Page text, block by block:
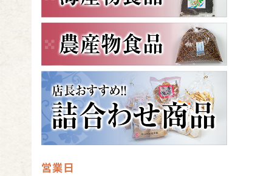
営業日